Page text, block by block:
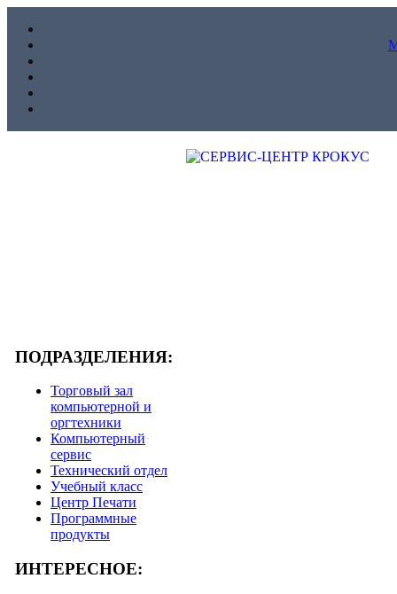
ПОДРАЗДЕЛЕНИЯ:
Торговый зал
компьютерной и
оргтехники
Компьютерный
сервис
Технический отдел
Учебный класс
Центр Печати
Программные
продукты
ИНТЕРЕСНОЕ: